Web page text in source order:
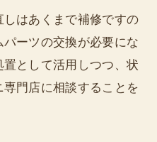
はあくまで補修ですの
ーツの交換が必要にな
として活用しつつ、状
門店に相談することを